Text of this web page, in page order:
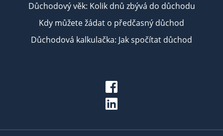
Důchodový věk: Kolik dnů zbývá do důchodu
Kdy můžete žádat o předčasný důchod
Důchodová kalkulačka: Jak spočítat důchod